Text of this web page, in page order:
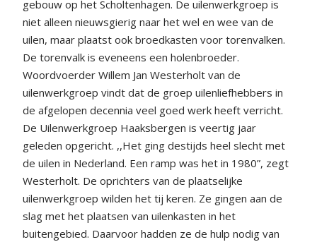
gebouw op het Scholtenhagen. De uilenwerkgroep is
niet alleen nieuwsgierig naar het wel en wee van de
uilen, maar plaatst ook broedkasten voor torenvalken.
De torenvalk is eveneens een holenbroeder.
Woordvoerder Willem Jan Westerholt van de
uilenwerkgroep vindt dat de groep uilenliefhebbers in
de afgelopen decennia veel goed werk heeft verricht.
De Uilenwerkgroep Haaksbergen is veertig jaar
geleden opgericht. ,,Het ging destijds heel slecht met
de uilen in Nederland. Een ramp was het in 1980”, zegt
Westerholt. De oprichters van de plaatselijke
uilenwerkgroep wilden het tij keren. Ze gingen aan de
slag met het plaatsen van uilenkasten in het
buitengebied. Daarvoor hadden ze de hulp nodig van